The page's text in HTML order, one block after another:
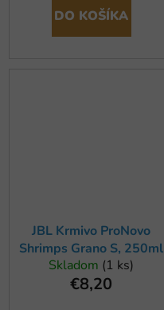
DO KOŠÍKA
JBL Krmivo ProNovo
Shrimps Grano S, 250ml
Skladom (1 ks)
€8,20